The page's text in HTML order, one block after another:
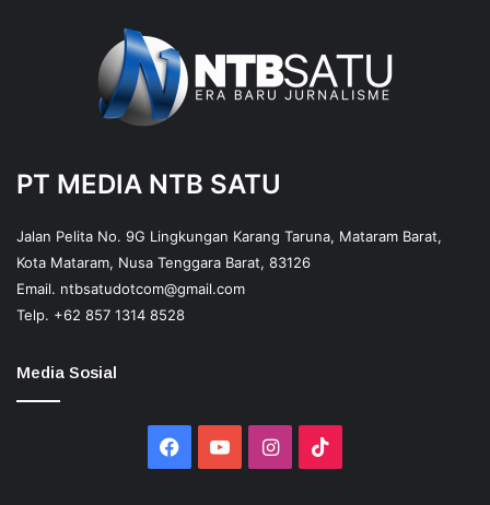
PT MEDIA NTB SATU
Jalan Pelita No. 9G Lingkungan Karang Taruna, Mataram Barat,
Kota Mataram, Nusa Tenggara Barat, 83126
Email. ntbsatudotcom@gmail.com
Telp. +62 857 1314 8528
Media Sosial
Facebook
YouTubeInstagram